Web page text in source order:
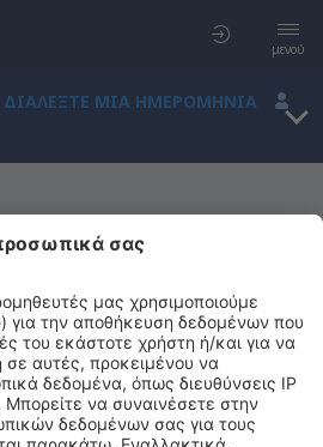
μενού
ΔΙΑΛΈΞΤΕ ΜΙΑ ΗΜΕΡΟΜΗΝΊΑ
δεν υπάρχουν
την αναζήτησή σας
με διαφορετικά κριτήρια